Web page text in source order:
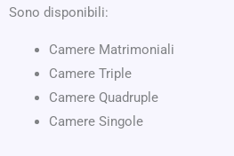
Sono disponibili:
Camere Matrimoniali
Camere Triple
Camere Quadruple
Camere Singole